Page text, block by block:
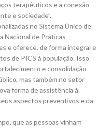
terapêuticos e a conexão
e sociedade”.
no Sistema Único de
Nacional de Práticas
e oferece, de forma integral e
de PICS à população. Isso
e consolidação
mas também no setor
forma de assistência à
aspectos preventivos e da
que as pessoas vinham